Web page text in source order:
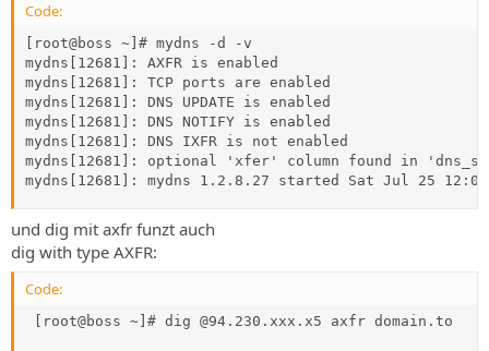
Code:
[root@boss ~]# mydns -d -v
mydns[12681]: AXFR is enabled
mydns[12681]: TCP ports are enabled
mydns[12681]: DNS UPDATE is enabled
mydns[12681]: DNS NOTIFY is enabled
mydns[12681]: DNS IXFR is not enabled
mydns[12681]: optional 'xfer' column found in
mydns[12681]: mydns 1.2.8.27 started Sat Jul 25
und dig mit axfr funzt auch
dig with type AXFR:
Code:
[root@boss ~]# dig @94.230.xxx.x5 axfr domain.to